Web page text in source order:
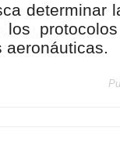
determinar
aeronáuticas.